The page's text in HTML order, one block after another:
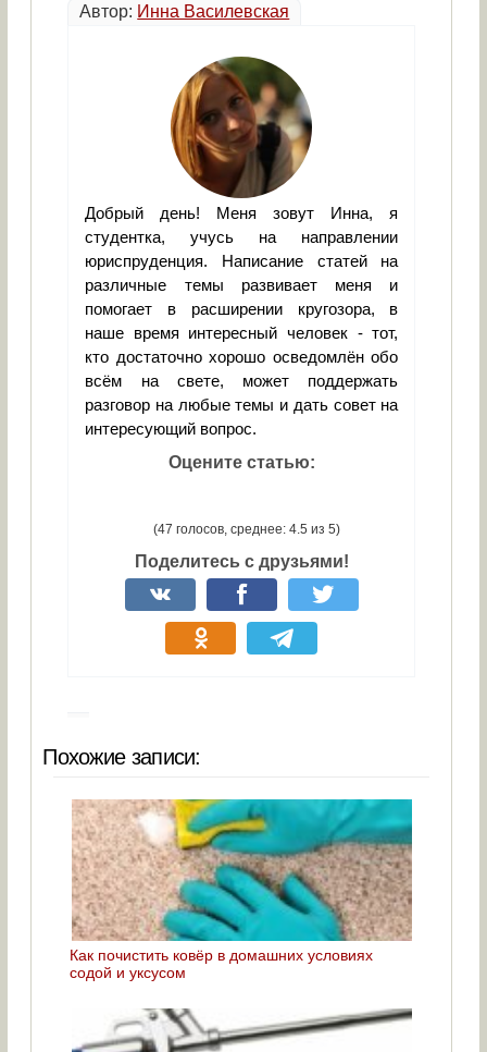
Автор: Инна Василевская
Добрый день! Меня зовут Инна, я
студентка, учусь на направлении
юриспруденция. Написание статей на
различные темы развивает меня и
помогает в расширении кругозора, в
наше время интересный человек - тот,
кто достаточно хорошо осведомлён обо
всём на свете, может поддержать
разговор на любые темы и дать совет на
интересующий вопрос.
Оцените статью:
(47 голосов, среднее: 4.5 из 5)
Поделитесь с друзьями!
Похожие записи:
Как почистить ковёр в домашних условиях
содой и уксусом